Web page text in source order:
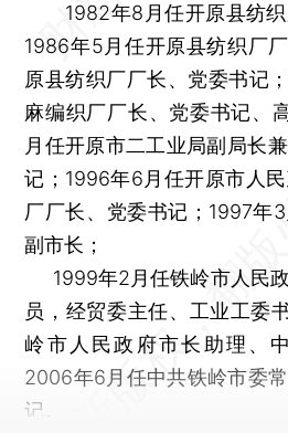
1982年8月任开原县纺织
1986年5月任开原县纺织厂
原县纺织厂厂长、党委书记
麻编织厂厂长、党委书记、
月任开原市二工业局副局长
记；1996年6月任开原市人
厂厂长、党委书记；1997年
副市长；
1999年2月任铁岭市人民
员，经贸委主任、工业工委
岭市人民政府市长助理、
2006年6月任中共铁岭市委
记。